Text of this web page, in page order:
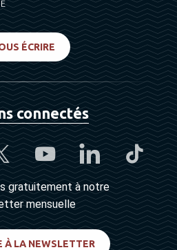
ÉCRIRE
connectés
gratuitement à notre
mensuelle
À LA NEWSLETTER